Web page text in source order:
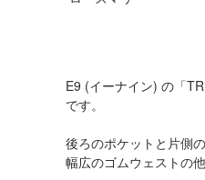
E9 (イーナイン) の「
です。
後ろのポケットと片側
幅広のゴムウェストの